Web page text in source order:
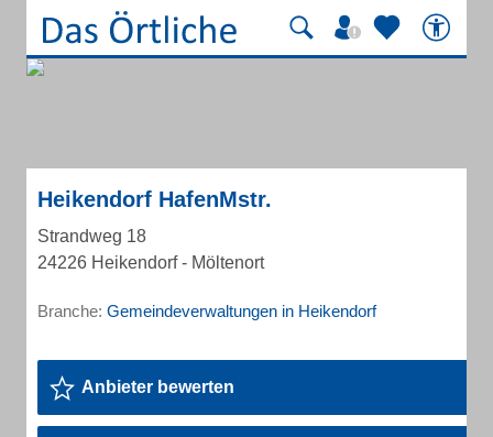
Heikendorf HafenMstr.
Strandweg 18
24226 Heikendorf - Möltenort
Branche: Gemeindeverwaltungen in Heikendorf
Anbieter bewerten